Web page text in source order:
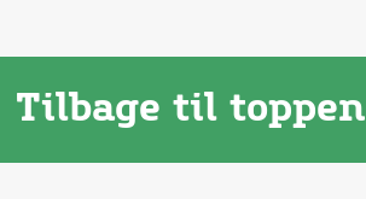
Tilbage til toppen